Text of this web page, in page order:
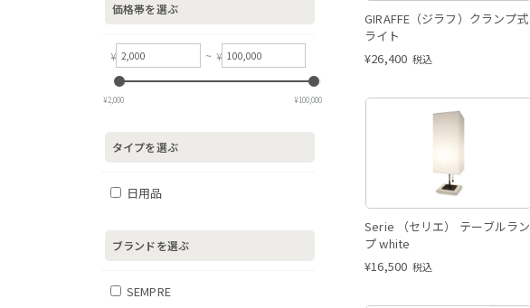
価格帯を選ぶ
¥ ~ ¥
‎¥2,000 ‎¥100,000
タイプを選ぶ
日用品
ブランドを選ぶ
SEMPRE
GIRAFFE（ジラフ）クランプ式
ライト
¥26,400 税込
Serie （セリエ） テーブルラン
プ white
¥16,500 税込